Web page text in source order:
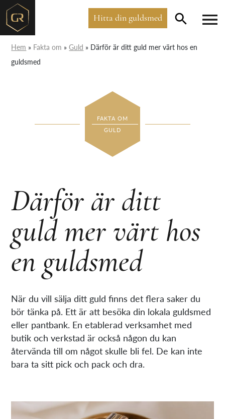
Hitta din guldsmed
Hem » Fakta om »Guld » Därför är ditt guld mer värt hos en
guldsmed
FAKTA OM
GULD
Därför är ditt
guld mer värt hos
en guldsmed
När du vill sälja ditt guld finns det flera saker du
bör tänka på. Ett är att besöka din lokala guldsmed
eller pantbank. En etablerad verksamhet med
butik och verkstad är också någon du kan
återvända till om något skulle bli fel. De kan inte
bara ta sitt pick och pack och dra.